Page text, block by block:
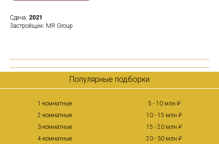
Сдача: 2021
Застройщик: MR Group
Популярные подборки
1-комнатные
2-комнатные
3-комнатные
4-комнатные
5 - 10 млн ₽
10 - 15 млн ₽
15 - 20 млн ₽
20 - 30 млн ₽